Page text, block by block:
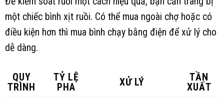
một chiếc bình xịt ruồi. Có thể mua ngoài chợ hoặc có
điều kiện hơn thì mua bình chạy bằng điện để xử lý cho
dễ dàng.
QUY
TRÌNH
TỶ LỆ
PHA
XỬ LÝ
TẦN
XUẤT